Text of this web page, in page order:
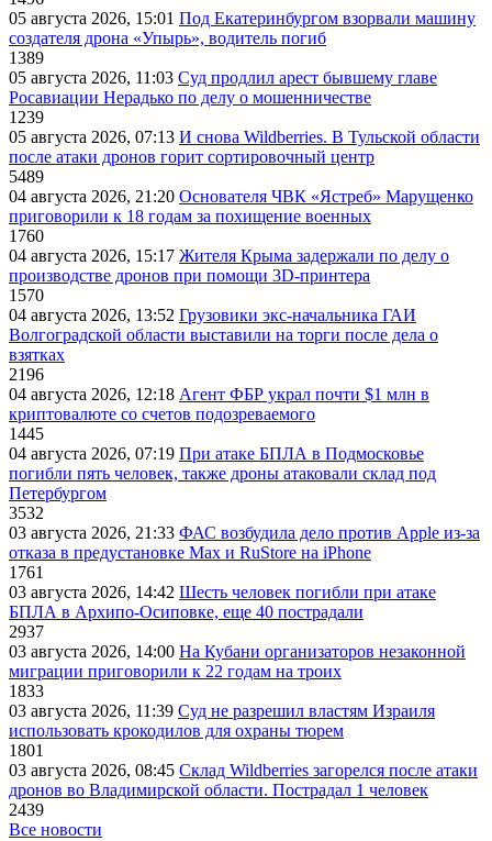
05 августа 2026, 15:01 Под Екатеринбургом взорвали машину
создателя дрона «Упырь», водитель погиб
1389
05 августа 2026, 11:03 Суд продлил арест бывшему главе
Росавиации Нерадько по делу о мошенничестве
1239
05 августа 2026, 07:13 И снова Wildberries. В Тульской области
после атаки дронов горит сортировочный центр
5489
04 августа 2026, 21:20 Основателя ЧВК «Ястреб» Марущенко
приговорили к 18 годам за похищение военных
1760
04 августа 2026, 15:17 Жителя Крыма задержали по делу о
производстве дронов при помощи 3D‑принтера
1570
04 августа 2026, 13:52 Грузовики экс-начальника ГАИ
Волгоградской области выставили на торги после дела о
взятках
2196
04 августа 2026, 12:18 Агент ФБР украл почти $1 млн в
криптовалюте со счетов подозреваемого
1445
04 августа 2026, 07:19 При атаке БПЛА в Подмосковье
погибли пять человек, также дроны атаковали склад под
Петербургом
3532
03 августа 2026, 21:33 ФАС возбудила дело против Apple из-за
отказа в предустановке Max и RuStore на iPhone
1761
03 августа 2026, 14:42 Шесть человек погибли при атаке
БПЛА в Архипо-Осиповке, еще 40 пострадали
2937
03 августа 2026, 14:00 На Кубани организаторов незаконной
миграции приговорили к 22 годам на троих
1833
03 августа 2026, 11:39 Суд не разрешил властям Израиля
использовать крокодилов для охраны тюрем
1801
03 августа 2026, 08:45 Склад Wildberries загорелся после атаки
дронов во Владимирской области. Пострадал 1 человек
2439
Все новости